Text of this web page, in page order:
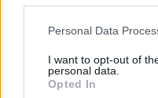
Personal Data
I want to opt-out of
personal data.
Opted In
Ιουνίου έως το τέλος
πίστωση στον
δηλώσει οι δικαιούχοι.